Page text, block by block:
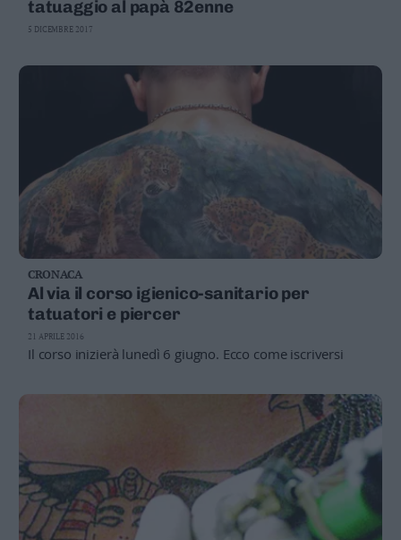
tatuaggio al papà 82enne
5 DICEMBRE 2017
CRONACA
Al via il corso igienico-sanitario per
tatuatori e piercer
Il corso inizierà lunedì 6 giugno. Ecco come iscriversi
21 APRILE 2016